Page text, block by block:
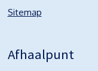
Sitemap
Afhaalpunt